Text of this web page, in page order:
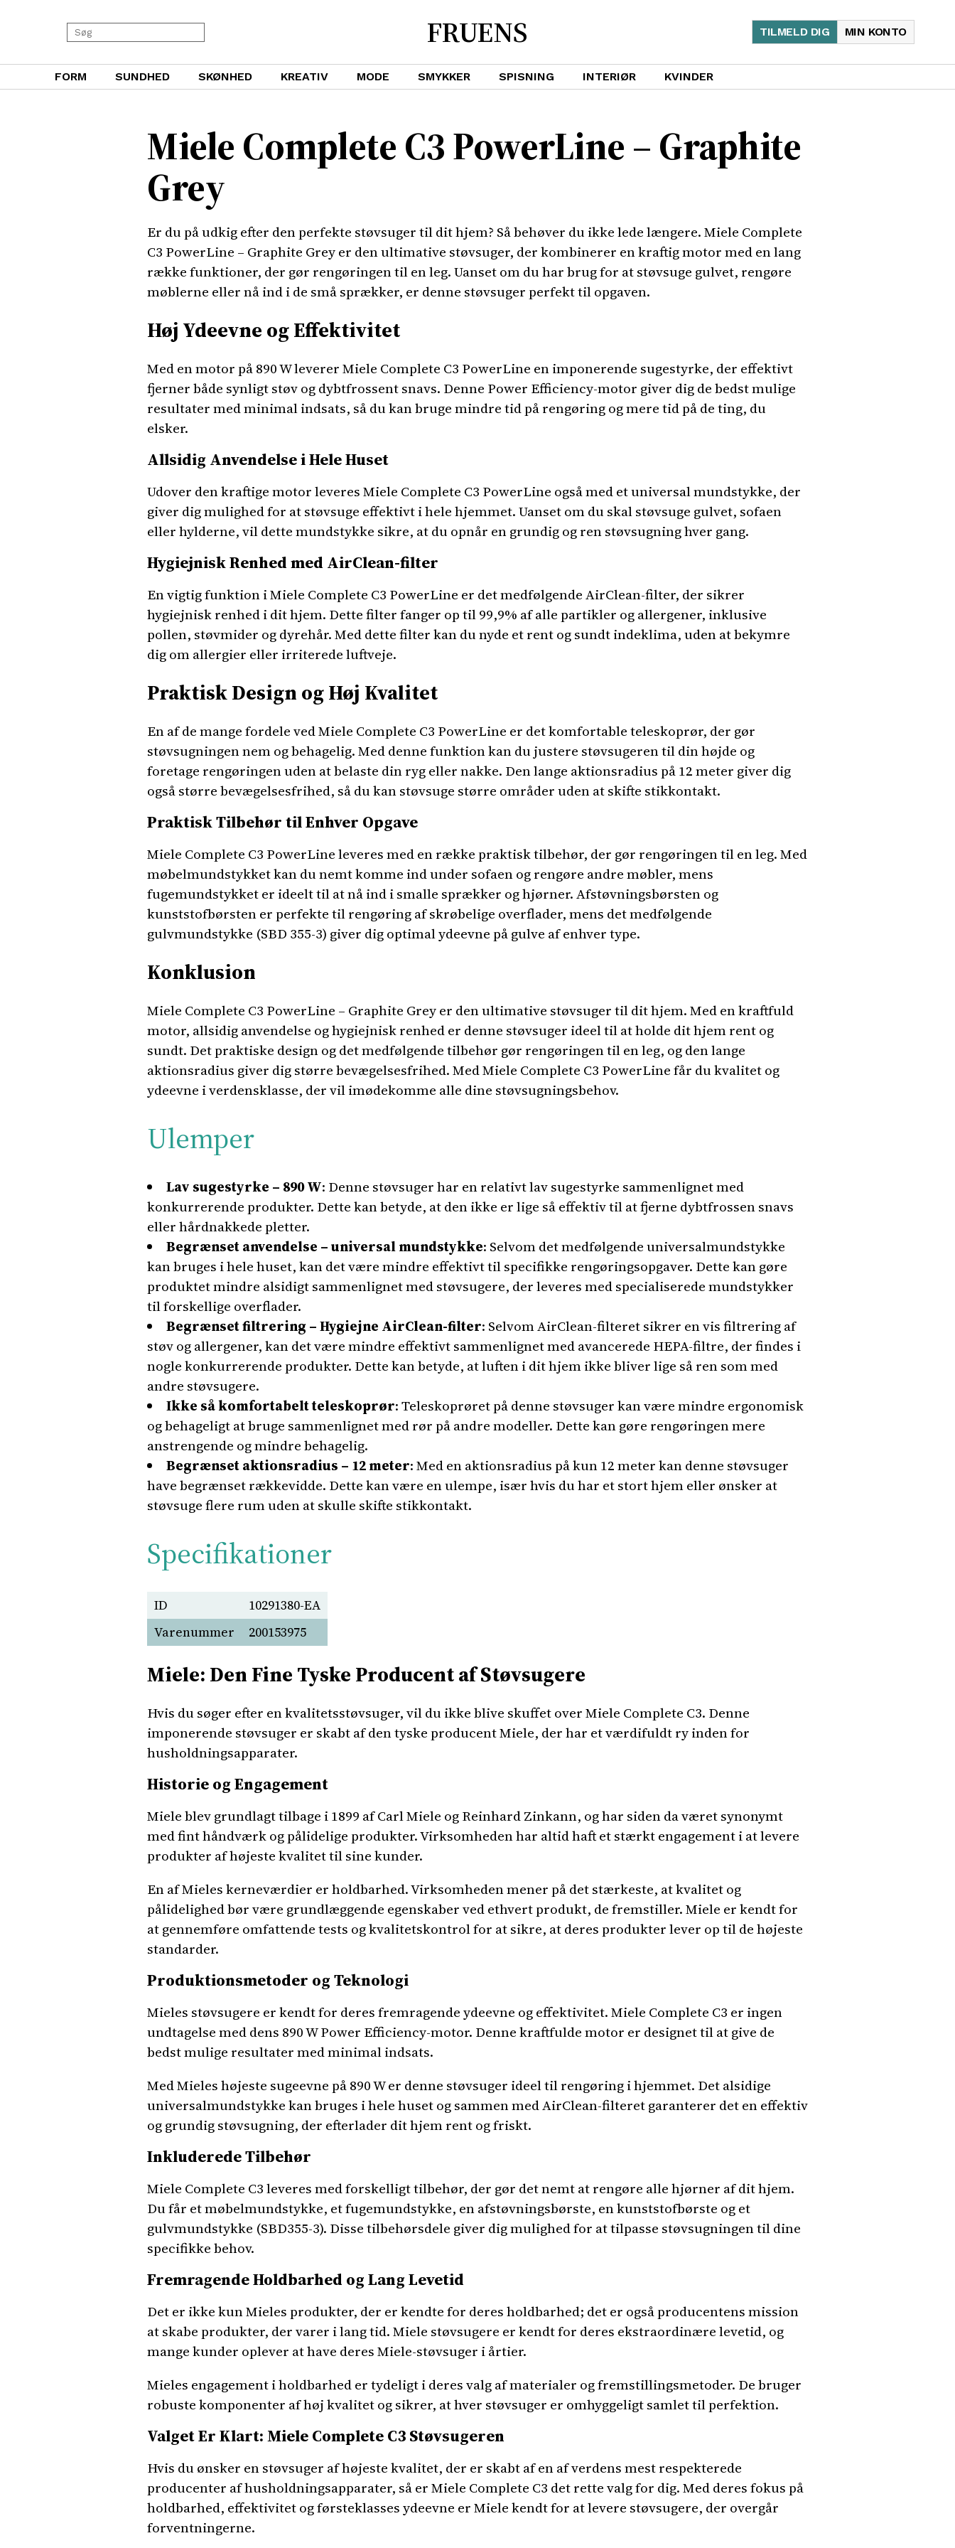
FRUENS MIN KONTO
TILMELD DIG
FORM SUNDHED SKØNHED KREATIV MODE SMYKKER SPISNING INTERIØR KVINDER
Miele Complete C3 PowerLine – Graphite
Grey
Er du på udkig efter den perfekte støvsuger til dit hjem? Så behøver du ikke lede længere. Miele Complete
C3 PowerLine – Graphite Grey er den ultimative støvsuger, der kombinerer en kraftig motor med en lang
række funktioner, der gør rengøringen til en leg. Uanset om du har brug for at støvsuge gulvet, rengøre
møblerne eller nå ind i de små sprækker, er denne støvsuger perfekt til opgaven.
Høj Ydeevne og Effektivitet
Med en motor på 890 W leverer Miele Complete C3 PowerLine en imponerende sugestyrke, der effektivt
fjerner både synligt støv og dybtfrossent snavs. Denne Power Efficiency-motor giver dig de bedst mulige
resultater med minimal indsats, så du kan bruge mindre tid på rengøring og mere tid på de ting, du
elsker.
Allsidig Anvendelse i Hele Huset
Udover den kraftige motor leveres Miele Complete C3 PowerLine også med et universal mundstykke, der
giver dig mulighed for at støvsuge effektivt i hele hjemmet. Uanset om du skal støvsuge gulvet, sofaen
eller hylderne, vil dette mundstykke sikre, at du opnår en grundig og ren støvsugning hver gang.
Hygiejnisk Renhed med AirClean-filter
En vigtig funktion i Miele Complete C3 PowerLine er det medfølgende AirClean-filter, der sikrer
hygiejnisk renhed i dit hjem. Dette filter fanger op til 99,9% af alle partikler og allergener, inklusive
pollen, støvmider og dyrehår. Med dette filter kan du nyde et rent og sundt indeklima, uden at bekymre
dig om allergier eller irriterede luftveje.
Praktisk Design og Høj Kvalitet
En af de mange fordele ved Miele Complete C3 PowerLine er det komfortable teleskoprør, der gør
støvsugningen nem og behagelig. Med denne funktion kan du justere støvsugeren til din højde og
foretage rengøringen uden at belaste din ryg eller nakke. Den lange aktionsradius på 12 meter giver dig
også større bevægelsesfrihed, så du kan støvsuge større områder uden at skifte stikkontakt.
Praktisk Tilbehør til Enhver Opgave
Miele Complete C3 PowerLine leveres med en række praktisk tilbehør, der gør rengøringen til en leg. Med
møbelmundstykket kan du nemt komme ind under sofaen og rengøre andre møbler, mens
fugemundstykket er ideelt til at nå ind i smalle sprækker og hjørner. Afstøvningsbørsten og
kunststofbørsten er perfekte til rengøring af skrøbelige overflader, mens det medfølgende
gulvmundstykke (SBD 355-3) giver dig optimal ydeevne på gulve af enhver type.
Konklusion
Miele Complete C3 PowerLine – Graphite Grey er den ultimative støvsuger til dit hjem. Med en kraftfuld
motor, allsidig anvendelse og hygiejnisk renhed er denne støvsuger ideel til at holde dit hjem rent og
sundt. Det praktiske design og det medfølgende tilbehør gør rengøringen til en leg, og den lange
aktionsradius giver dig større bevægelsesfrihed. Med Miele Complete C3 PowerLine får du kvalitet og
ydeevne i verdensklasse, der vil imødekomme alle dine støvsugningsbehov.
Ulemper
Lav sugestyrke – 890 W: Denne støvsuger har en relativt lav sugestyrke sammenlignet med
konkurrerende produkter. Dette kan betyde, at den ikke er lige så effektiv til at fjerne dybtfrossen snavs
eller hårdnakkede pletter.
Begrænset anvendelse – universal mundstykke: Selvom det medfølgende universalmundstykke
kan bruges i hele huset, kan det være mindre effektivt til specifikke rengøringsopgaver. Dette kan gøre
produktet mindre alsidigt sammenlignet med støvsugere, der leveres med specialiserede mundstykker
til forskellige overflader.
Begrænset filtrering – Hygiejne AirClean-filter: Selvom AirClean-filteret sikrer en vis filtrering af
støv og allergener, kan det være mindre effektivt sammenlignet med avancerede HEPA-filtre, der findes i
nogle konkurrerende produkter. Dette kan betyde, at luften i dit hjem ikke bliver lige så ren som med
andre støvsugere.
Ikke så komfortabelt teleskoprør: Teleskoprøret på denne støvsuger kan være mindre ergonomisk
og behageligt at bruge sammenlignet med rør på andre modeller. Dette kan gøre rengøringen mere
anstrengende og mindre behagelig.
Begrænset aktionsradius – 12 meter: Med en aktionsradius på kun 12 meter kan denne støvsuger
have begrænset rækkevidde. Dette kan være en ulempe, især hvis du har et stort hjem eller ønsker at
støvsuge flere rum uden at skulle skifte stikkontakt.
Specifikationer
ID
10291380-EA
Varenummer
200153975
Miele: Den Fine Tyske Producent af Støvsugere
Hvis du søger efter en kvalitetsstøvsuger, vil du ikke blive skuffet over Miele Complete C3. Denne
imponerende støvsuger er skabt af den tyske producent Miele, der har et værdifuldt ry inden for
husholdningsapparater.
Historie og Engagement
Miele blev grundlagt tilbage i 1899 af Carl Miele og Reinhard Zinkann, og har siden da været synonymt
med fint håndværk og pålidelige produkter. Virksomheden har altid haft et stærkt engagement i at levere
produkter af højeste kvalitet til sine kunder.
En af Mieles kerneværdier er holdbarhed. Virksomheden mener på det stærkeste, at kvalitet og
pålidelighed bør være grundlæggende egenskaber ved ethvert produkt, de fremstiller. Miele er kendt for
at gennemføre omfattende tests og kvalitetskontrol for at sikre, at deres produkter lever op til de højeste
standarder.
Produktionsmetoder og Teknologi
Mieles støvsugere er kendt for deres fremragende ydeevne og effektivitet. Miele Complete C3 er ingen
undtagelse med dens 890 W Power Efficiency-motor. Denne kraftfulde motor er designet til at give de
bedst mulige resultater med minimal indsats.
Med Mieles højeste sugeevne på 890 W er denne støvsuger ideel til rengøring i hjemmet. Det alsidige
universalmundstykke kan bruges i hele huset og sammen med AirClean-filteret garanterer det en effektiv
og grundig støvsugning, der efterlader dit hjem rent og friskt.
Inkluderede Tilbehør
Miele Complete C3 leveres med forskelligt tilbehør, der gør det nemt at rengøre alle hjørner af dit hjem.
Du får et møbelmundstykke, et fugemundstykke, en afstøvningsbørste, en kunststofbørste og et
gulvmundstykke (SBD355-3). Disse tilbehørsdele giver dig mulighed for at tilpasse støvsugningen til dine
specifikke behov.
Fremragende Holdbarhed og Lang Levetid
Det er ikke kun Mieles produkter, der er kendte for deres holdbarhed; det er også producentens mission
at skabe produkter, der varer i lang tid. Miele støvsugere er kendt for deres ekstraordinære levetid, og
mange kunder oplever at have deres Miele-støvsuger i årtier.
Mieles engagement i holdbarhed er tydeligt i deres valg af materialer og fremstillingsmetoder. De bruger
robuste komponenter af høj kvalitet og sikrer, at hver støvsuger er omhyggeligt samlet til perfektion.
Valget Er Klart: Miele Complete C3 Støvsugeren
Hvis du ønsker en støvsuger af højeste kvalitet, der er skabt af en af verdens mest respekterede
producenter af husholdningsapparater, så er Miele Complete C3 det rette valg for dig. Med deres fokus på
holdbarhed, effektivitet og førsteklasses ydeevne er Miele kendt for at levere støvsugere, der overgår
forventningerne.